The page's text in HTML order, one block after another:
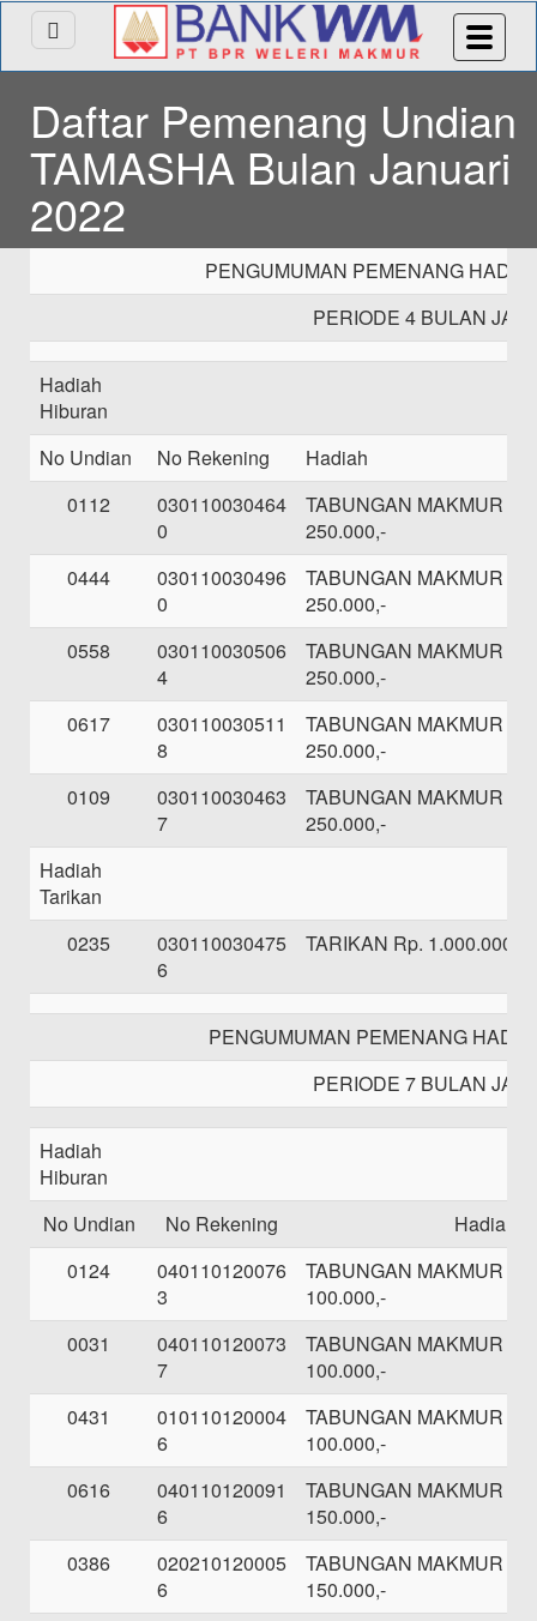
Daftar Pemenang Undian
TAMASHA Bulan Januari
2022
PENGUMUMAN PEMENANG
PERIODE 4 BULAN
Hadiah
Hiburan
No Undian
No Rekening
Hadiah
0112
030110030464
0
TABUNGAN MAKMUR
250.000,-
0444
030110030496
0
TABUNGAN MAKMUR
250.000,-
0558
030110030506
4
TABUNGAN MAKMUR
250.000,-
0617
030110030511
8
TABUNGAN MAKMUR
250.000,-
0109
030110030463
7
TABUNGAN MAKMUR
250.000,-
Hadiah
Tarikan
0235
030110030475
6
TARIKAN Rp. 1.000.000,-
PENGUMUMAN PEMENANG
PERIODE 7 BULAN
Hadiah
Hiburan
No Undian
No Rekening
Hadiah
0124
040110120076
3
TABUNGAN MAKMUR
100.000,-
0031
040110120073
7
TABUNGAN MAKMUR
100.000,-
0431
010110120004
6
TABUNGAN MAKMUR
100.000,-
0616
040110120091
6
TABUNGAN MAKMUR
150.000,-
0386
020210120005
6
TABUNGAN MAKMUR
150.000,-